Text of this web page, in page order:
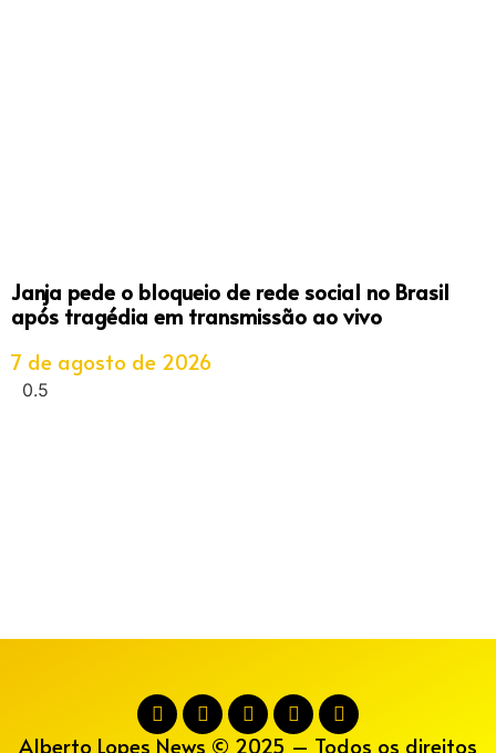
Janja pede o bloqueio de rede social no Brasil
após tragédia em transmissão ao vivo
7 de agosto de 2026
Alberto Lopes News © 2025 – Todos os direitos